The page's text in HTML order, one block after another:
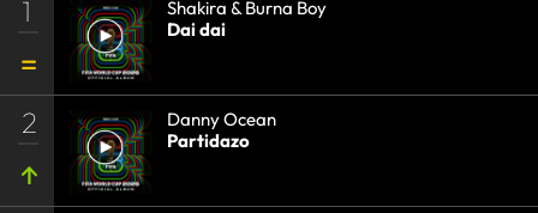
1
Shakira & Burna Boy
Dai dai
2
Danny Ocean
Partidazo